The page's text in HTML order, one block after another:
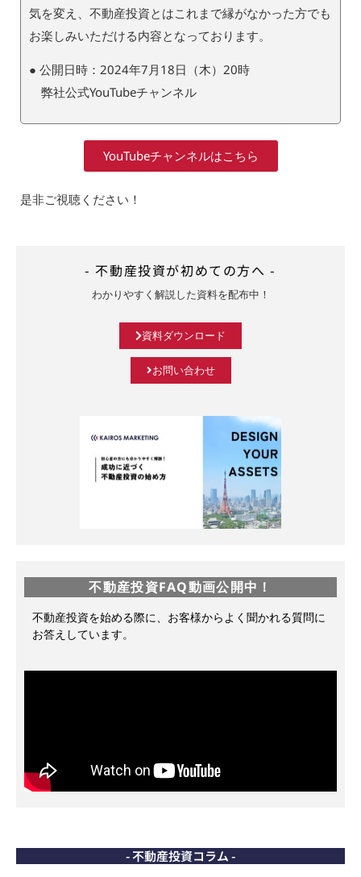
気を変え、不動産投資とはこれまで縁がなかった方でも
お楽しみいただける内容となっております。
● 公開日時：2024年7月18日（木）20時
弊社公式YouTubeチャンネル
YouTubeチャンネルはこちら
是非ご視聴ください！
- 不動産投資が初めての方へ -
わかりやすく解説した資料を配布中！
資料ダウンロード
お問い合わせ
不動産投資FAQ動画公開中！
不動産投資を始める際に、お客様からよく聞かれる質問に
お答えしています。
- 不動産投資コラム -